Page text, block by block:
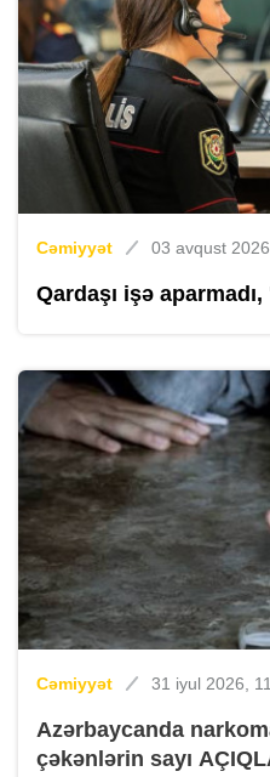
Cəmiyyət 03 avqust
Qardaşı işə
Cəmiyyət 31 iyul 2026,
Azərbaycanda
çəkənlərin sayı